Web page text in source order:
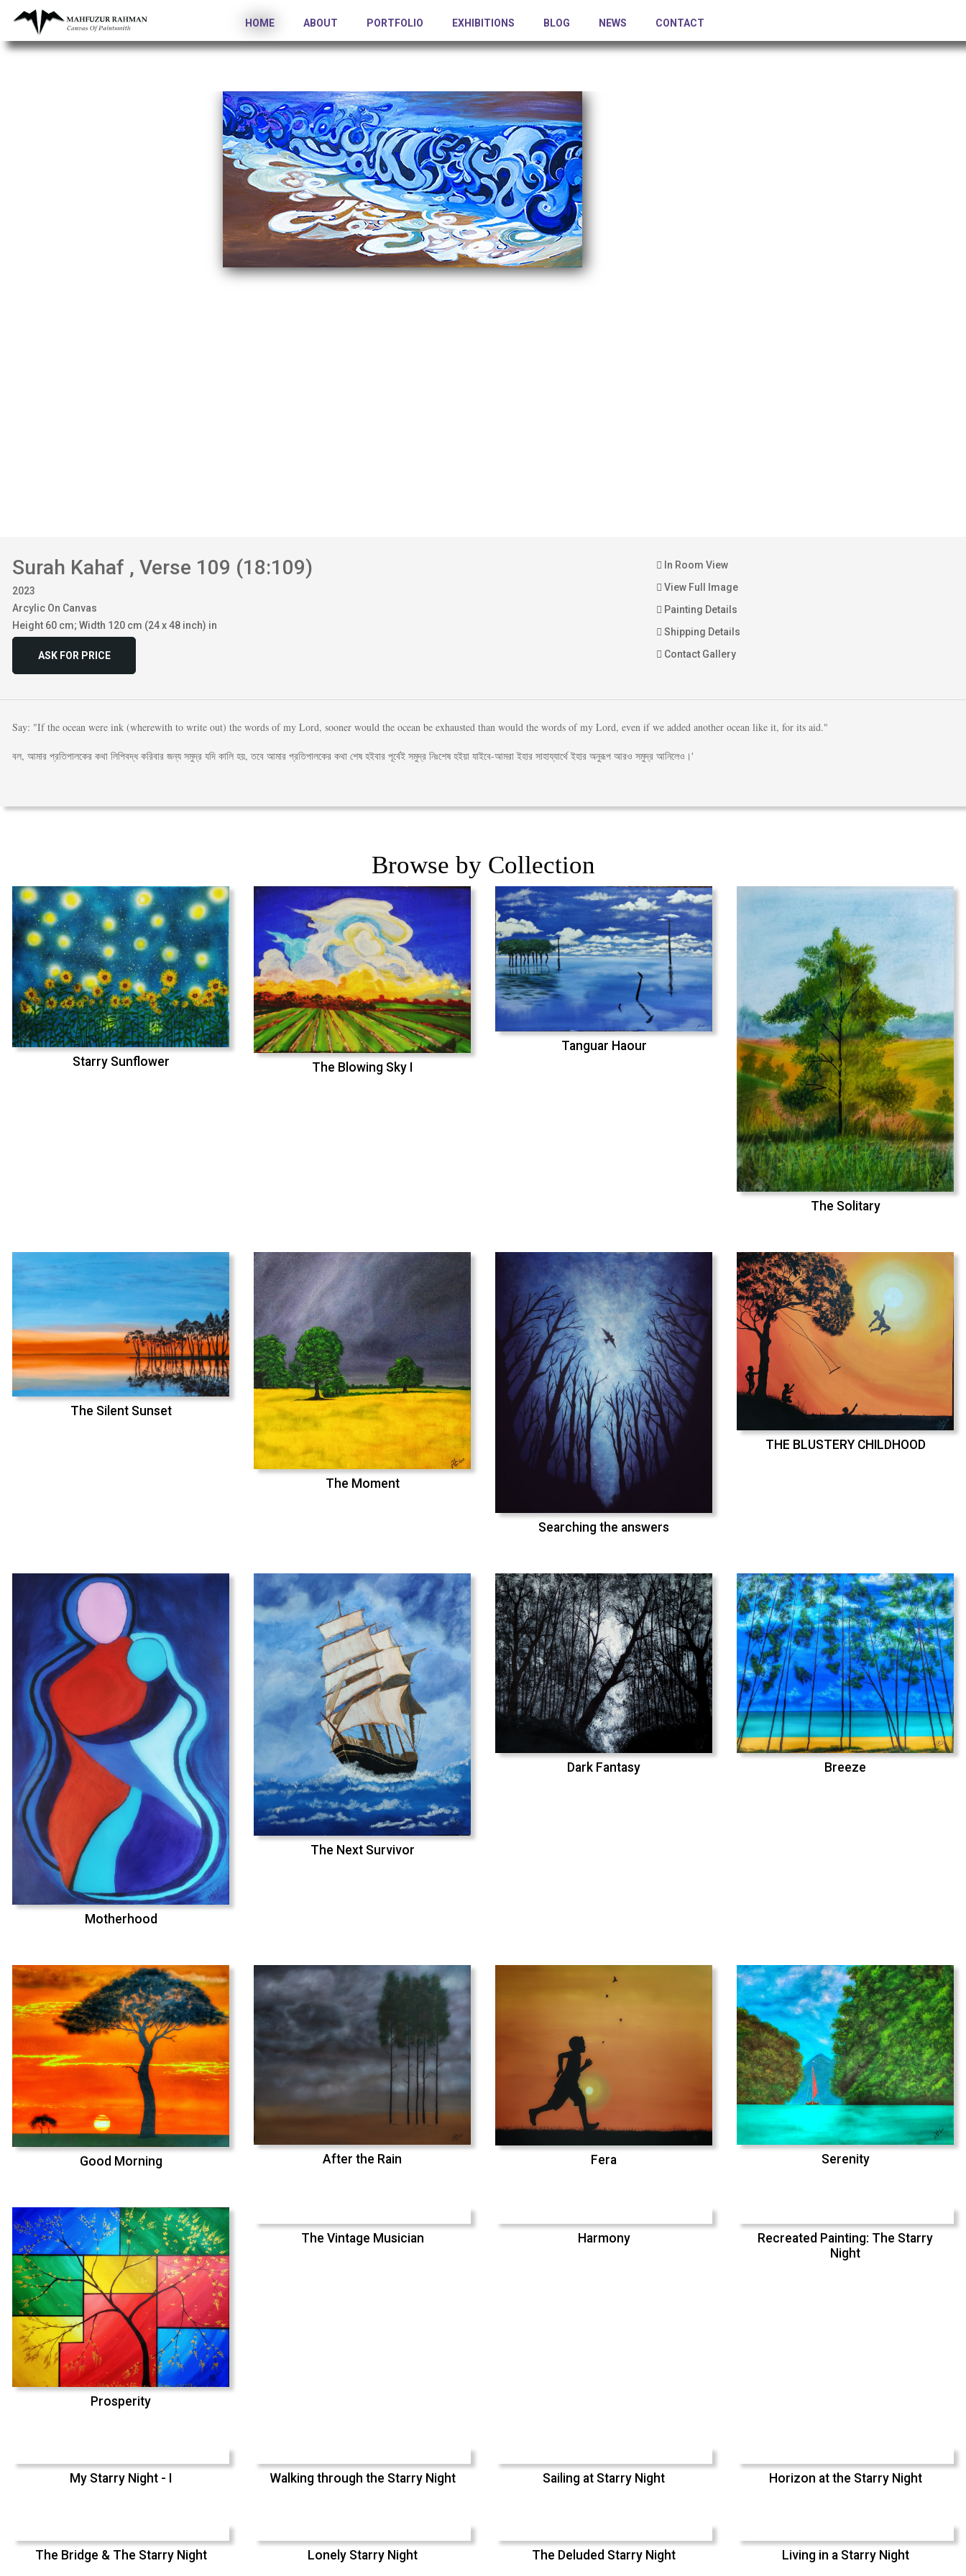
HOME ABOUT PORTFOLIO EXHIBITIONS BLOG NEWS CONTACT
Surah Kahaf , Verse 109 (18:109)
2023
Arcylic On Canvas
Height 60 cm; Width 120 cm (24 x 48 inch) in
ASK FOR PRICE
In Room View
View Full Image
Painting Details
Shipping Details
Contact Gallery
Say: "If the ocean were ink (wherewith to write out) the words of my Lord, sooner would the ocean be exhausted than would the words of my Lord, even if we added another ocean like it, for its aid."
বল, আমার প্রতিপালকের কথা লিপিবদ্ধ করিবার জন্য সমুদ্র যদি কালি হয়, তবে আমার প্রতিপালকের কথা শেষ হইবার পূর্বেই সমুদ্র নিঃশেষ হইয়া যাইবে-আমরা ইহার সাহায্যার্থে ইহার অনুরূপ আরও সমুদ্র আনিলেও।'
Browse by Collection
Starry Sunflower The Blowing Sky I
Tanguar Haour
The Solitary
The Silent Sunset
The Moment
Searching the answers
THE BLUSTERY CHILDHOOD
Motherhood
The Next Survivor
Dark Fantasy Breeze
Good Morning After the Rain Fera Serenity
Prosperity
The Vintage Musician Harmony
Recreated Painting: The Starry
Night
My Starry Night - I Walking through the Starry Night Sailing at Starry Night Horizon at the Starry Night
The Bridge & The Starry Night Lonely Starry Night The Deluded Starry Night Living in a Starry Night